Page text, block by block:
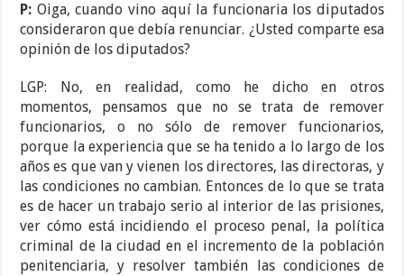
P: Oiga, cuando vino aquí la funcionaria los diputados
consideraron que debía renunciar. ¿Usted comparte esa
opinión de los diputados?
LGP: No, en realidad, como he dicho en otros
momentos, pensamos que no se trata de remover
funcionarios, o no sólo de remover funcionarios,
porque la experiencia que se ha tenido a lo largo de los
años es que van y vienen los directores, las directoras, y
las condiciones no cambian. Entonces de lo que se trata
es de hacer un trabajo serio al interior de las prisiones,
ver cómo está incidiendo el proceso penal, la política
criminal de la ciudad en el incremento de la población
penitenciaria, y resolver también las condiciones de